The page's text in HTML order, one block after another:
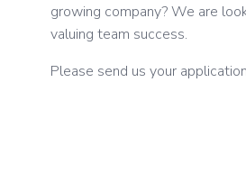
growing company? We are
valuing team success.
Please send us your